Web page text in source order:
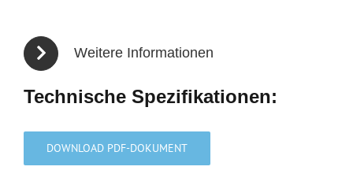
Weitere Informationen
Technische Spezifikationen:
DOWNLOAD PDF-DOKUMENT